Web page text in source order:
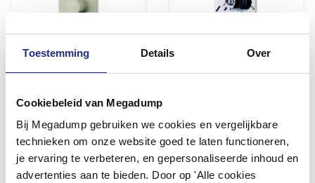
Toestemming Details Over
Cookiebeleid van Megadump
Bij Megadump gebruiken we cookies en vergelijkbare
technieken om onze website goed te laten functioneren,
je ervaring te verbeteren, en gepersonaliseerde inhoud en
advertenties aan te bieden. Door op 'Alle cookies
Wiesbaden Caral
afbouwdeel therm. 3 weg
Vóór 14:00 besteld,
volgende werkdag in huis
Cross afbouwdeel therm. 3
weg chroom
Vóór 14:00 besteld,
volgende werkdag in huis